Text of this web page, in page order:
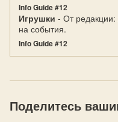
Info Guide #12
Игрушки - От
на события.
Info Guide #12
Поделитесь